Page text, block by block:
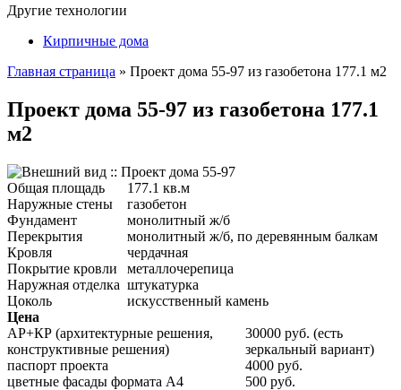
Другие технологии
Кирпичные дома
Главная страница » Проект дома 55-97 из газобетона 177.1 м2
Проект дома 55-97 из газобетона 177.1
м2
Общая площадь
177.1 кв.м
Наружные стены
газобетон
Фундамент
монолитный ж/б
Перекрытия
монолитный ж/б, по деревянным балкам
Кровля
чердачная
Покрытие кровли
металлочерепица
Наружная отделка штукатурка
Цоколь
искусственный камень
Цена
АР+КР (архитектурные решения,
конструктивные решения)
30000 руб. (есть
зеркальный вариант)
паспорт проекта
4000 руб.
цветные фасады формата А4
500 руб.